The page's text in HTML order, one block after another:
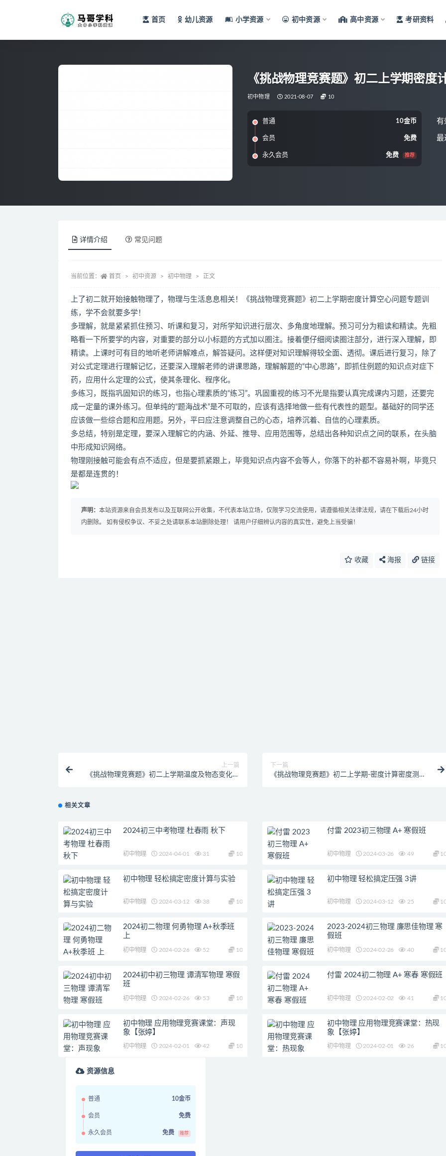
首页 幼儿资源 小学资源 初中资源 高中资源 考研资料
《挑战物理竞赛题》初二上学期密度
初中物理 2021-08-07 10
普通 10金币
会员 免费
永久会员 免费 推荐
有
最
详情介绍 常见问题
当前位置： 首页 初中资源 初中物理 正文
上了初二就开始接触物理了，物理与生活息息相关！《挑战物理竞赛题》初二上学期密度计算空心问题专题训
练，学不会就要多学！
多理解，就是紧紧抓住预习、听课和复习，对所学知识进行层次、多角度地理解。预习可分为粗读和精读。先粗
略看一下所要学的内容，对重要的部分以小标题的方式加以圈注。接着便仔细阅读圈注部分，进行深入理解，即
精读。上课时可有目的地听老师讲解难点，解答疑问。这样便对知识理解得较全面、透彻。课后进行复习，除了
对公式定理进行理解记忆，还要深入理解老师的讲课思路，理解解题的“中心思路”，即抓住例题的知识点对症下
药，应用什么定理的公式，使其条理化、程序化。
多练习，既指巩固知识的练习，也指心理素质的“练习”。巩固重视的练习不光是指要认真完成课内习题，还要完
成一定量的课外练习。但单纯的“题海战术”是不可取的，应该有选择地做一些有代表性的题型。基础好的同学还
应该做一些综合题和应用题。另外，平曰应注意调整自己的心态，培养沉着、自信的心理素质。
多总结，特别是定理，要深入理解它的内涵、外延、推导、应用范围等，总结出各种知识点之间的联系，在头脑
中形成知识网络。
物理刚接触可能会有点不适应，但是要抓紧跟上，毕竟知识点内容不会等人，你落下的补都不容易补啊，毕竟只
是都是连贯的！
声明： 本站资源来自会员发布以及互联网公开收集，不代表本站立场，仅限学习交流使用，请遵循相关法律法规，请在下载后24小时
内删除。 如有侵权争议、不妥之处请联系本站删除处理！ 请用户仔细辨认内容的真实性，避免上当受骗！
收藏 海报 链接
上一篇
《挑战物理竞赛题》初二上学期温度及物态变化讲
下一篇
《挑战物理竞赛题》初二上学期-密度计算密度测量
相关文章
2024初三中考物理 杜春雨 秋下
初中物理 2024-04-01 31 10
付雷 2023初三物理 A+ 寒假班
初中物理 2024-03-26 49
初中物理 轻松搞定密度计算与实验
初中物理 2024-03-12 38 10
初中物理 轻松搞定压强 3讲
初中物理 2024-03-12 25
2024初二物理 何勇物理 A+秋季班
上
初中物理 2024-02-26 52 10
2023-2024初三物理 廉思佳物理 寒
假班
初中物理 2024-02-26 40
2024初中初三物理 谭清军物理 寒假
班
初中物理 2024-02-26 53 10
付雷 2024初二物理 A+ 寒春 寒假班
初中物理 2024-02-02 41
初中物理 应用物理竞赛课堂：声现
象【张婷】
初中物理 2024-02-01 42 10
初中物理 应用物理竞赛课堂：热现
象【张婷】
初中物理 2024-02-01 26
资源信息
普通 10金币
会员 免费
永久会员 免费 推荐